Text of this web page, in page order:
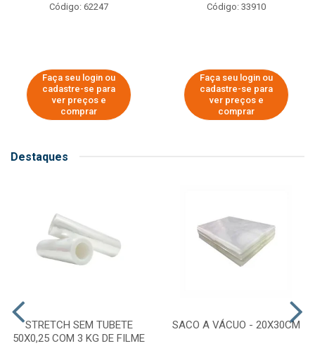
Código: 62247
Faça seu login ou
cadastre-se para
ver preços e
comprar
Código: 33910
Faça seu login ou
cadastre-se para
ver preços e
comprar
Destaques
STRETCH SEM TUBETE
50X0,25 COM 3 KG DE FILME
SACO A VÁCUO - 20X30CM